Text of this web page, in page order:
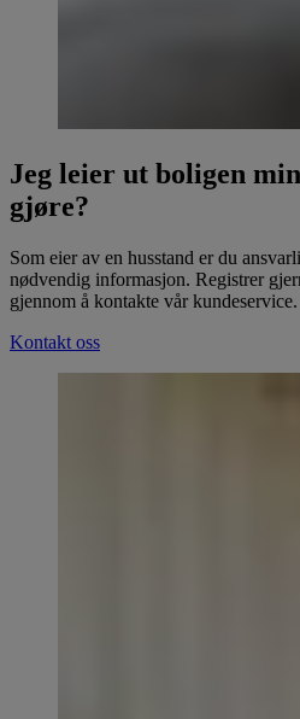
Jeg leier ut boligen
gjøre?
Som eier av en husstand er du
nødvendig informasjon. Registrer
gjennom å kontakte vår kundeservice.
Kontakt oss